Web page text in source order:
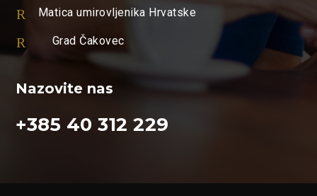
R Matica umirovljenika Hrvatske
R Grad Čakovec
Nazovite nas
+385 40 312 229